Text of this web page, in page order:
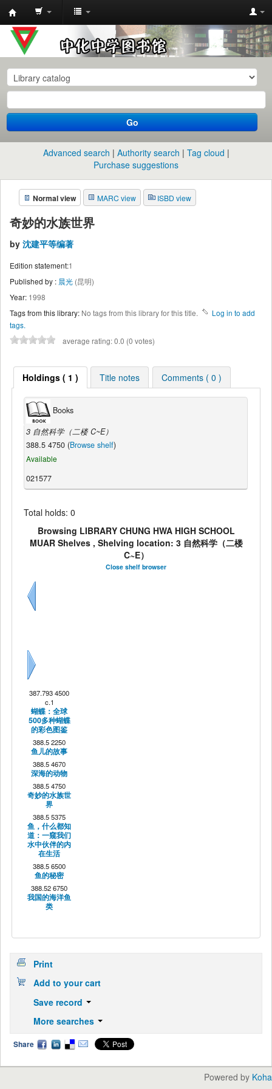
中
化
中
学
图
书
馆
目
录
Go
Advanced search Authority search
Tag cloud
Purchase suggestions
Normal view MARC view ISBD view
奇妙的水族世界
by 沈建平等编著
Edition statement:1
Published by : 晨光 (昆明)
Year: 1998
Tags from this library: No tags from this library for this title.
Log in to add
tags.
average rating: 0.0 (0 votes)
Holdings ( 1 ) Title notes Comments ( 0 )
Books
3 自然科学（二楼 C~E）
388.5 4750 (Browse shelf)
Available
021577
Total holds: 0
Browsing LIBRARY CHUNG HWA HIGH SCHOOL
MUAR Shelves , Shelving location: 3 自然科学（二楼
C~E）
Close shelf browser
387.793 4500
c.1
蝴蝶：全球
500多种蝴蝶
的彩色图鉴
388.5 2250
鱼儿的故事
388.5 4670
深海的动物
388.5 4750
奇妙的水族世
界
388.5 5375
鱼，什么都知
道：一窥我们
水中伙伴的内
在生活
388.5 6500
鱼的秘密
388.52 6750
我国的海洋鱼
类
Print
Add to your cart
Save record
More searches
Share
Powered by Koha